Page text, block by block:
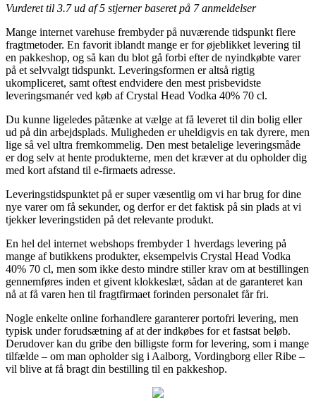
Vurderet til 3.7ud af 5 stjerner baseret på 7anmeldelser
Mange internet varehuse frembyder på nuværende tidspunkt flere
fragtmetoder. En favorit iblandt mange er for øjeblikket levering til
en pakkeshop, og så kan du blot gå forbi efter de nyindkøbte varer
på et selvvalgt tidspunkt. Leveringsformen er altså rigtig
ukompliceret, samt oftest endvidere den mest prisbevidste
leveringsmanér ved køb af Crystal Head Vodka 40% 70 cl.
Du kunne ligeledes påtænke at vælge at få leveret til din bolig eller
ud på din arbejdsplads. Muligheden er uheldigvis en tak dyrere, men
lige så vel ultra fremkommelig. Den mest betalelige leveringsmåde
er dog selv at hente produkterne, men det kræver at du opholder dig
med kort afstand til e-firmaets adresse.
Leveringstidspunktet på er super væsentlig om vi har brug for dine
nye varer om få sekunder, og derfor er det faktisk på sin plads at vi
tjekker leveringstiden på det relevante produkt.
En hel del internet webshops frembyder 1 hverdags levering på
mange af butikkens produkter, eksempelvis Crystal Head Vodka
40% 70 cl, men som ikke desto mindre stiller krav om at bestillingen
gennemføres inden et givent klokkeslæt, sådan at de garanteret kan
nå at få varen hen til fragtfirmaet forinden personalet får fri.
Nogle enkelte online forhandlere garanterer portofri levering, men
typisk under forudsætning af at der indkøbes for et fastsat beløb.
Derudover kan du gribe den billigste form for levering, som i mange
tilfælde – om man opholder sig i Aalborg, Vordingborg eller Ribe –
vil blive at få bragt din bestilling til en pakkeshop.